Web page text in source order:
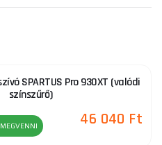
SPARTUS Pro 930XT (valódi
színszűrő)
MEGVENNI 46 040 Ft